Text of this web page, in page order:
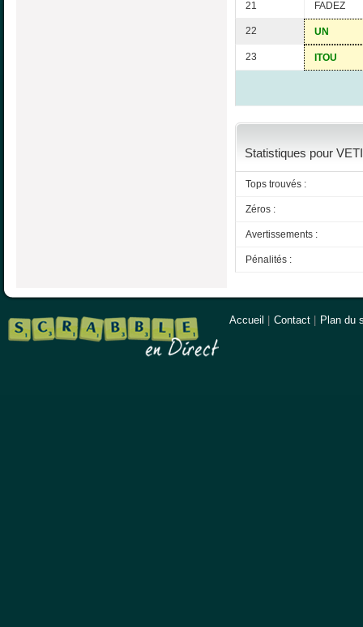
21 FADEZ
22 UN
23 ITOU
Statistiques pour
Tops trouvés :
Zéros :
Avertissements :
Pénalités :
Accueil Contact Plan du